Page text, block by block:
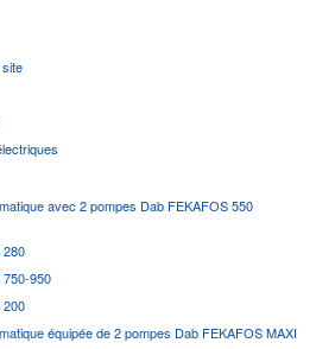
avec 2 pompes Dab FEKAFOS 550
280
950
200
équipée de 2 pompes Dab FEKAFOS MAXI